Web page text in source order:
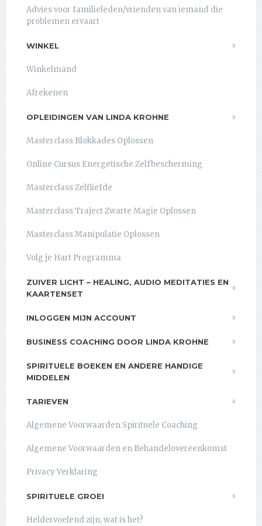
Advies voor familieleden/vrienden van iemand die
problemen ervaart
WINKEL
Winkelmand
Afrekenen
OPLEIDINGEN VAN LINDA KROHNE
Masterclass Blokkades Oplossen
Online Cursus Energetische Zelfbescherming
Masterclass Zelfliefde
Masterclass Traject Zwarte Magie Oplossen
Masterclass Manipulatie Oplossen
Volg je Hart Programma
ZUIVER LICHT – HEALING, AUDIO MEDITATIES EN
KAARTENSET
INLOGGEN MIJN ACCOUNT
BUSINESS COACHING DOOR LINDA KROHNE
SPIRITUELE BOEKEN EN ANDERE HANDIGE
MIDDELEN
TARIEVEN
Algemene Voorwaarden Spirituele Coaching
Algemene Voorwaarden en Behandelovereenkomst
Privacy Verklaring
SPIRITUELE GROEI
Heldervoelend zijn, wat is het?